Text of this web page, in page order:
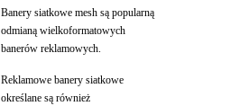
Banery siatkowe mesh są popularną
odmianą wielkoformatowych
banerów reklamowych.
Reklamowe banery siatkowe
określane są również